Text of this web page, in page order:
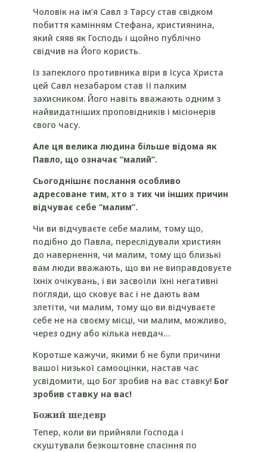
Чоловік на ім’я Савл з Тарсу став свідком
побиття камінням Стефана, християнина,
який сяяв як Господь і щойно публічно
свідчив на Його користь.
Із запеклого противника віри в Ісуса Христа
цей Савл незабаром став її палким
захисником. Його навіть вважають одним з
найвидатніших проповідників і місіонерів
свого часу.
Але ця велика людина більше відома як
Павло, що означає “малий”.
Сьогоднішнє послання особливо
адресоване тим, хто з тих чи інших причин
відчуває себе “малим”.
Чи ви відчуваєте себе малим, тому що,
подібно до Павла, переслідували християн
до навернення, чи малим, тому що близькі
вам люди вважають, що ви не виправдовуєте
їхніх очікувань, і ви засвоїли їхні негативні
погляди, що сковує вас і не дають вам
злетіти, чи малим, тому що ви відчуваєте
себе не на своєму місці, чи малим, можливо,
через одну або кілька невдач…
Коротше кажучи, якими б не були причини
вашої низької самооцінки, настав час
усвідомити, що Бог зробив на вас ставку! Бог
зробив ставку на вас!
Божий шедевр
Тепер, коли ви прийняли Господа і
скуштували безкоштовне спасіння по